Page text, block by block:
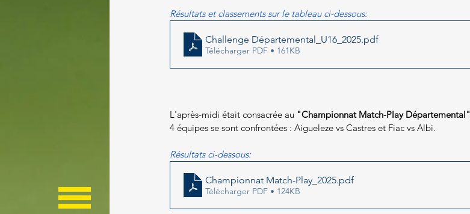
Résultats et classements sur le tableau ci-dessous:
Challenge Départemental_U16_2025.pdf
Télécharger PDF • 161KB
L'après-midi était consacrée au "Championnat Match-Play Départemental"
4 équipes se sont confrontées : Aigueleze vs Castres et Fiac vs Albi.
Résultats ci-dessous:
Championnat Match-Play_2025.pdf
Télécharger PDF • 124KB